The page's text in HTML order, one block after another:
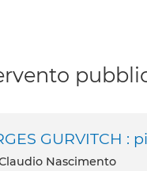
GURVITCH :
Claudio Nascimento